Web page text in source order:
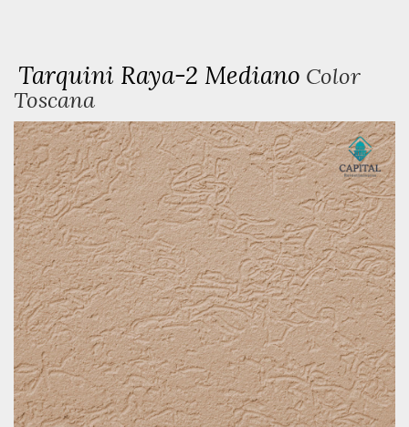
Tarquini Raya-2 Mediano Color
Toscana